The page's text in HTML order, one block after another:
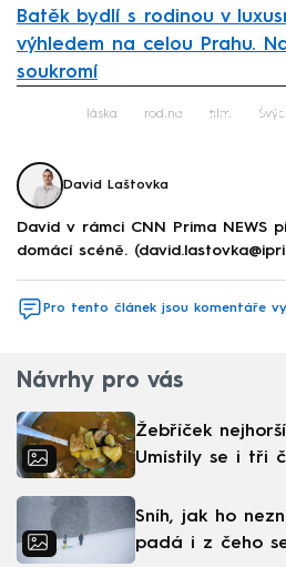
Batěk bydlí s rodinou v
výhledem na celou Prahu.
soukromí
Failed to
láska rodina film
David Laštovka
David v rámci CNN Prima NEWS
domácí scéně.
Pro tento článek jsou komentáře
Návrhy pro vás
Žebříček
Umístily se i tři
Sníh, jak ho
padá i z čeho